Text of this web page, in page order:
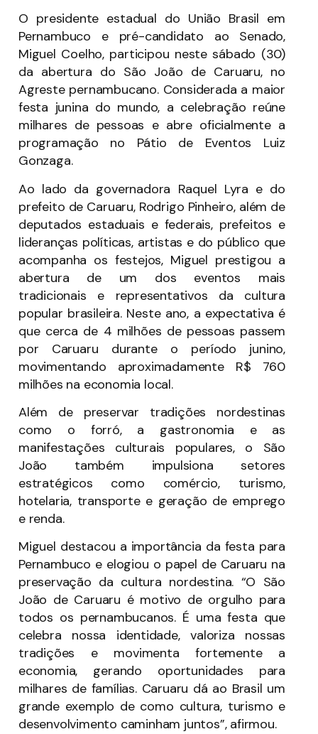
O presidente estadual do União Brasil em
Pernambuco e pré-candidato ao Senado,
Miguel Coelho, participou neste sábado (30)
da abertura do São João de Caruaru, no
Agreste pernambucano. Considerada a maior
festa junina do mundo, a celebração reúne
milhares de pessoas e abre oficialmente a
programação no Pátio de Eventos Luiz
Gonzaga.
Ao lado da governadora Raquel Lyra e do
prefeito de Caruaru, Rodrigo Pinheiro, além de
deputados estaduais e federais, prefeitos e
lideranças políticas, artistas e do público que
acompanha os festejos, Miguel prestigou a
abertura de um dos eventos mais
tradicionais e representativos da cultura
popular brasileira. Neste ano, a expectativa é
que cerca de 4 milhões de pessoas passem
por Caruaru durante o período junino,
movimentando aproximadamente R$ 760
milhões na economia local.
Além de preservar tradições nordestinas
como o forró, a gastronomia e as
manifestações culturais populares, o São
João também impulsiona setores
estratégicos como comércio, turismo,
hotelaria, transporte e geração de emprego
e renda.
Miguel destacou a importância da festa para
Pernambuco e elogiou o papel de Caruaru na
preservação da cultura nordestina. “O São
João de Caruaru é motivo de orgulho para
todos os pernambucanos. É uma festa que
celebra nossa identidade, valoriza nossas
tradições e movimenta fortemente a
economia, gerando oportunidades para
milhares de famílias. Caruaru dá ao Brasil um
grande exemplo de como cultura, turismo e
desenvolvimento caminham juntos”, afirmou.